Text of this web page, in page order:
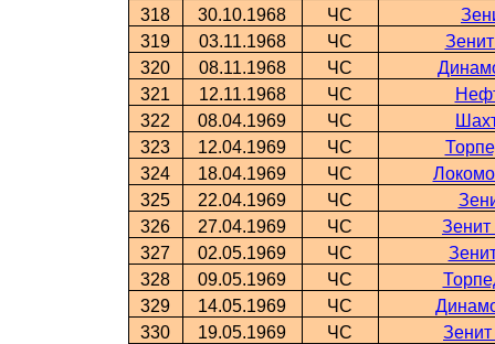
318
30.10.1968 ЧС
319
03.11.1968 ЧС
320
08.11.1968 ЧС
321
12.11.1968 ЧС
322
08.04.1969 ЧС
323
12.04.1969 ЧС
324
18.04.1969 ЧС
325
22.04.1969 ЧС
326
27.04.1969 ЧС
327
02.05.1969 ЧС
328
09.05.1969 ЧС
329
14.05.1969 ЧС
330
19.05.1969 ЧС